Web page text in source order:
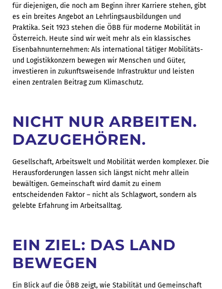
für diejenigen, die noch am Beginn ihrer Karriere stehen, gibt
es ein breites Angebot an Lehrlingsausbildungen und
Praktika. Seit 1923 stehen die ÖBB für moderne Mobilität in
Österreich. Heute sind wir weit mehr als ein klassisches
Eisenbahnunternehmen: Als international tätiger Mobilitäts-
und Logistikkonzern bewegen wir Menschen und Güter,
investieren in zukunftsweisende Infrastruktur und leisten
einen zentralen Beitrag zum Klimaschutz.
NICHT NUR ARBEITEN.
DAZUGEHÖREN.
Gesellschaft, Arbeitswelt und Mobilität werden komplexer. Die
Herausforderungen lassen sich längst nicht mehr allein
bewältigen. Gemeinschaft wird damit zu einem
entscheidenden Faktor – nicht als Schlagwort, sondern als
gelebte Erfahrung im Arbeitsalltag.
EIN ZIEL: DAS LAND
BEWEGEN
Ein Blick auf die ÖBB zeigt, wie Stabilität und Gemeinschaft